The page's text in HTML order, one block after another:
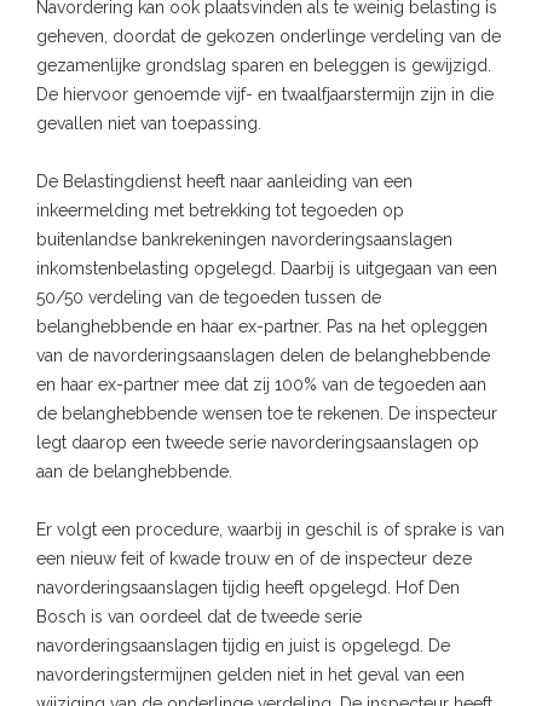
Navordering kan ook plaatsvinden als te weinig belasting is
geheven, doordat de gekozen onderlinge verdeling van de
gezamenlijke grondslag sparen en beleggen is gewijzigd.
De hiervoor genoemde vijf- en twaalfjaarstermijn zijn in die
gevallen niet van toepassing.
De Belastingdienst heeft naar aanleiding van een
inkeermelding met betrekking tot tegoeden op
buitenlandse bankrekeningen navorderingsaanslagen
inkomstenbelasting opgelegd. Daarbij is uitgegaan van een
50/50 verdeling van de tegoeden tussen de
belanghebbende en haar ex-partner. Pas na het opleggen
van de navorderingsaanslagen delen de belanghebbende
en haar ex-partner mee dat zij 100% van de tegoeden aan
de belanghebbende wensen toe te rekenen. De inspecteur
legt daarop een tweede serie navorderingsaanslagen op
aan de belanghebbende.
Er volgt een procedure, waarbij in geschil is of sprake is van
een nieuw feit of kwade trouw en of de inspecteur deze
navorderingsaanslagen tijdig heeft opgelegd. Hof Den
Bosch is van oordeel dat de tweede serie
navorderingsaanslagen tijdig en juist is opgelegd. De
navorderingstermijnen gelden niet in het geval van een